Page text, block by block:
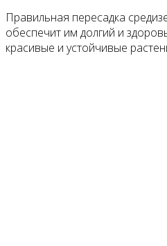
Правильная пересадка
обеспечит им долгий и
красивые и устойчивые